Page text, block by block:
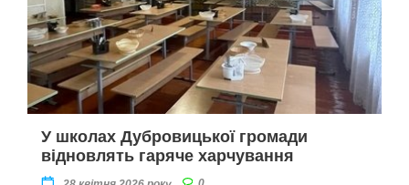
У школах Дубровицької громади
відновлять гаряче харчування